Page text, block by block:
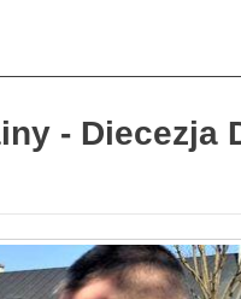
- Diecezja